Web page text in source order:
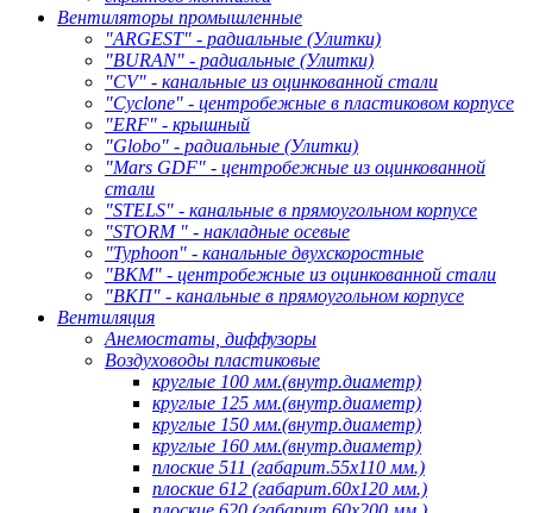
Вентиляторы промышленные
"ARGEST" - радиальные (Улитки)
"BURAN" - радиальные (Улитки)
"CV" - канальные из оцинкованной стали
"Cyclone" - центробежные в пластиковом корпусе
"ERF" - крышный
"Globo" - радиальные (Улитки)
"Mars GDF" - центробежные из оцинкованной
стали
"STELS" - канальные в прямоугольном корпусе
"STORM " - накладные осевые
"Typhoon" - канальные двухскоростные
"ВКМ" - центробежные из оцинкованной стали
"ВКП" - канальные в прямоугольном корпусе
Вентиляция
Анемостаты, диффузоры
Воздуховоды пластиковые
круглые 100 мм.(внутр.диаметр)
круглые 125 мм.(внутр.диаметр)
круглые 150 мм.(внутр.диаметр)
круглые 160 мм.(внутр.диаметр)
плоские 511 (габарит.55х110 мм.)
плоские 612 (габарит.60х120 мм.)